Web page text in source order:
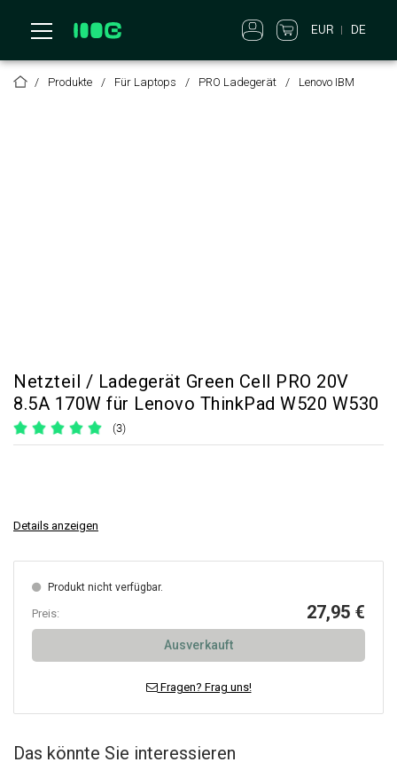
EUR DE
Produkte Für Laptops PRO Ladegerät Lenovo IBM
Netzteil / Ladegerät Green Cell PRO 20V
8.5A 170W für Lenovo ThinkPad W520 W530
(3)
Details anzeigen
Produkt nicht verfügbar.
Preis: 27,95 €
Ausverkauft
Fragen? Frag uns!
Das könnte Sie interessieren